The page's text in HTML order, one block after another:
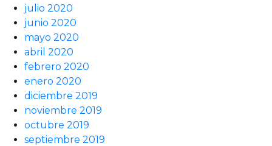
julio 2020
junio 2020
mayo 2020
abril 2020
febrero 2020
enero 2020
diciembre 2019
noviembre 2019
octubre 2019
septiembre 2019